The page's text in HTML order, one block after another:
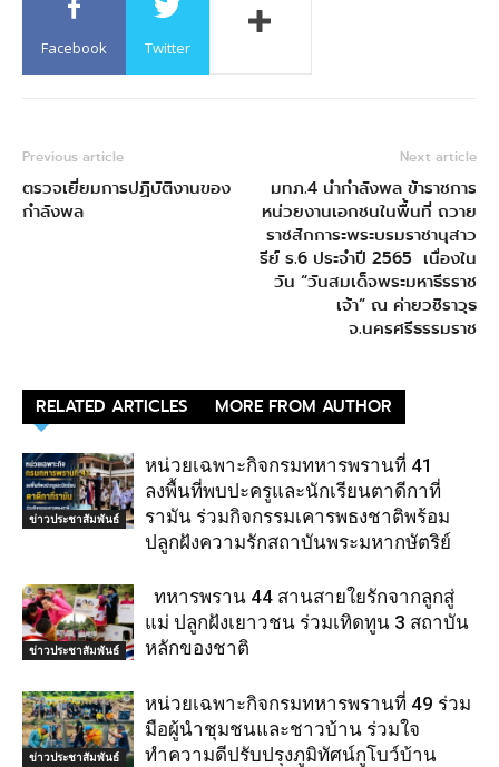
Facebook Twitter
Previous article
ตรวจเยี่ยมการปฏิบัติงานของ
กำลังพล
Next article
มทภ.4 นำกำลังพล ข้าราชการ
หน่วยงานเอกชนในพื้นที่ ถวาย
ราชสักการะพระบรมราชานุสาว
รีย์ ร.6 ประจำปี 2565 เนื่องใน
วัน “วันสมเด็จพระมหาธีรราช
เจ้า” ณ ค่ายวชิราวุธ
จ.นครศรีธรรมราช
RELATED ARTICLES MORE FROM AUTHOR
ข่าวประชาสัมพันธ์
หน่วยเฉพาะกิจกรมทหารพรานที่ 41
ลงพื้นที่พบปะครูและนักเรียนตาดีกาที่
รามัน ร่วมกิจกรรมเคารพธงชาติพร้อม
ปลูกฝังความรักสถาบันพระมหากษัตริย์
ข่าวประชาสัมพันธ์
ทหารพราน 44 สานสายใยรักจากลูกสู่
แม่ ปลูกฝังเยาวชน ร่วมเทิดทูน 3 สถาบัน
หลักของชาติ
ข่าวประชาสัมพันธ์
หน่วยเฉพาะกิจกรมทหารพรานที่ 49 ร่วม
มือผู้นำชุมชนและชาวบ้าน ร่วมใจ
ทำความดีปรับปรุงภูมิทัศน์กูโบว์บ้าน